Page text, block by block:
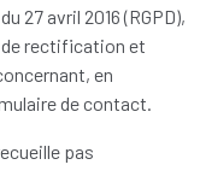
27 avril 2016 (RGPD),
rectification et
en
de contact.
pas